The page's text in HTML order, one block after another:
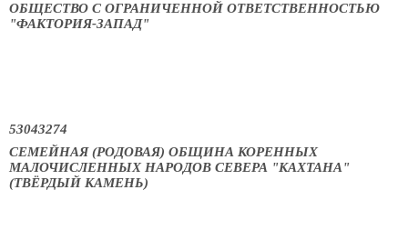
ОБЩЕСТВО С ОГРАНИЧЕННОЙ ОТВЕТСТВЕННОСТЬЮ
"ФАКТОРИЯ-ЗАПАД"
53043274
СЕМЕЙНАЯ (РОДОВАЯ) ОБЩИНА КОРЕННЫХ
МАЛОЧИСЛЕННЫХ НАРОДОВ СЕВЕРА "КАХТАНА"
(ТВЁРДЫЙ КАМЕНЬ)